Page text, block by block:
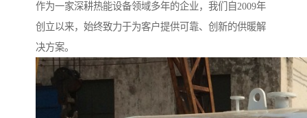
作为一家深耕热能设备领域多年的企业，我们自2009年
创立以来，始终致力于为客户提供可靠、创新的供暖解
决方案。